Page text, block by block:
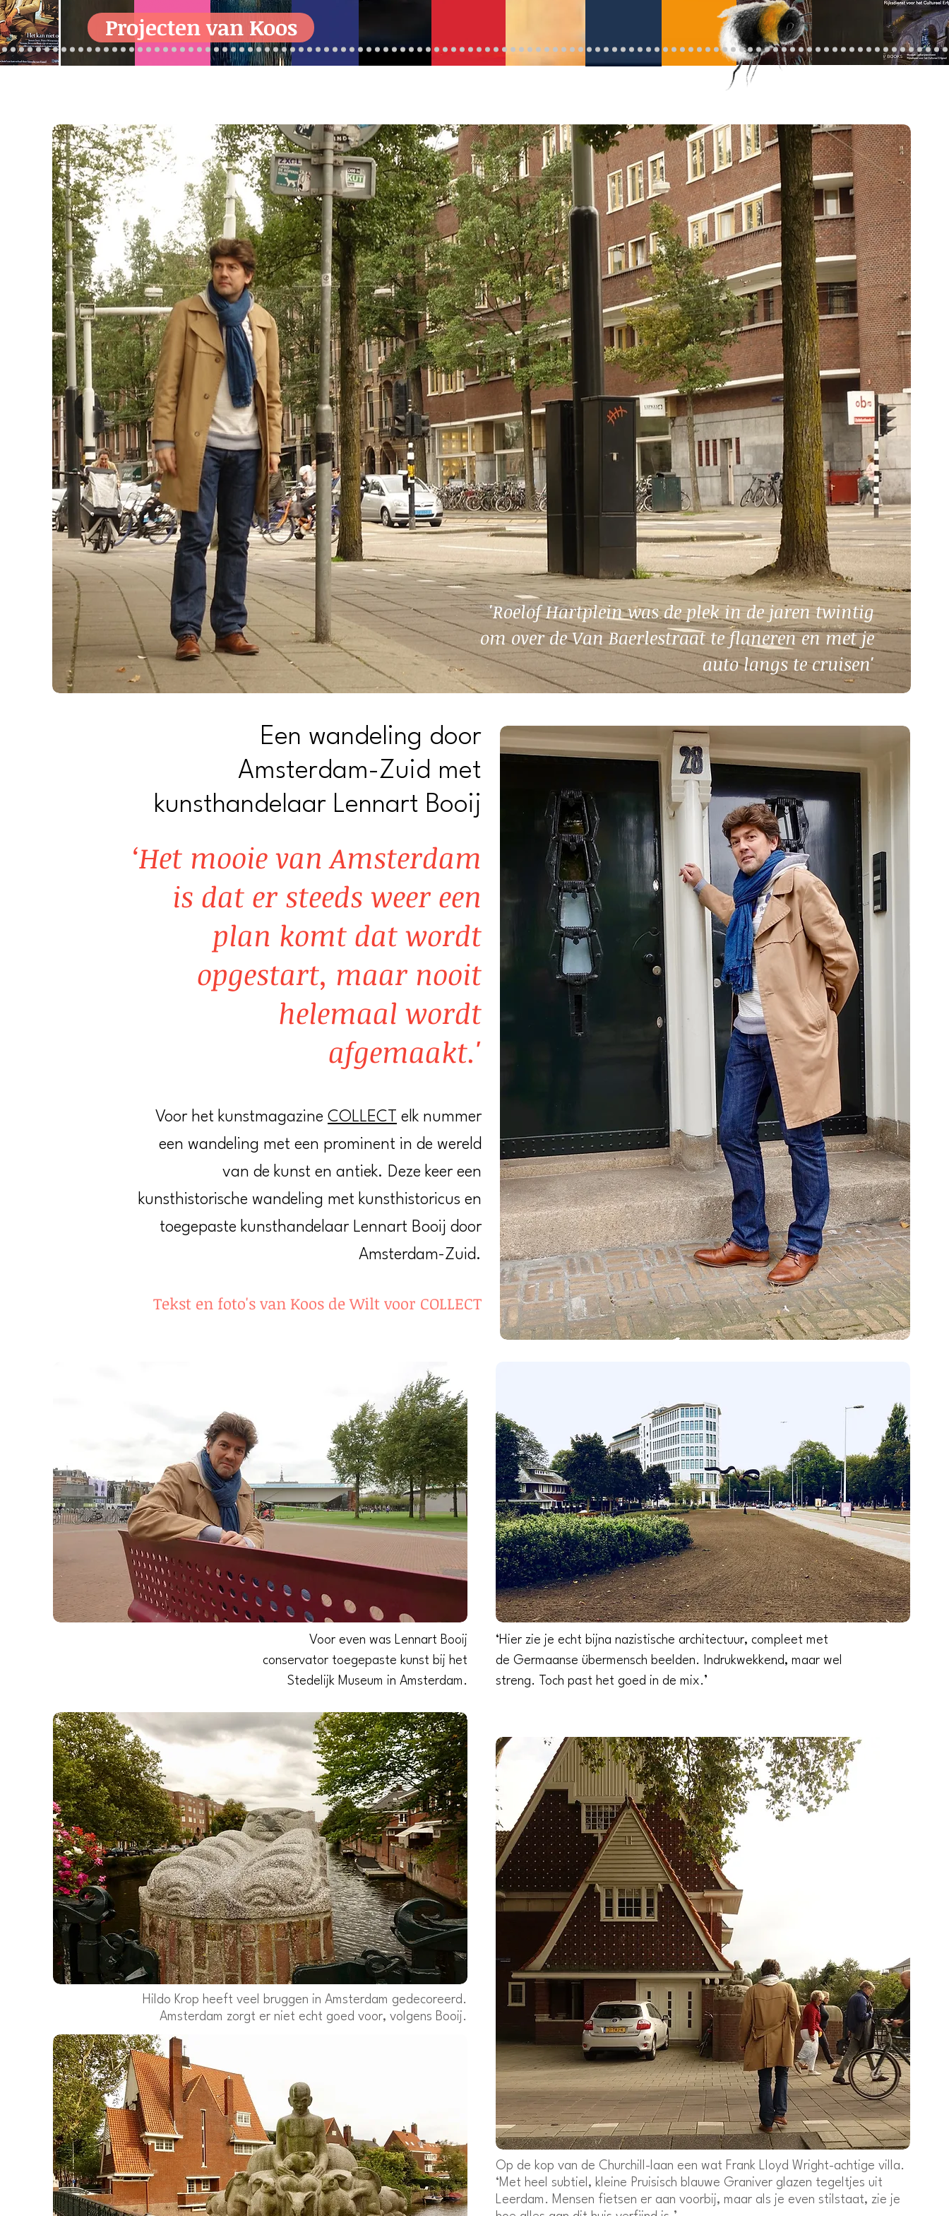
Projecten van Koos
'Roelof Hartplein was de plek in de jaren twintig
om over de Van Baerlestraat te flaneren en met je
auto langs te cruisen'
Een wandeling door
Amsterdam-Zuid met
kunsthandelaar Lennart Booij
‘Het mooie van Amsterdam
is dat er steeds weer een
plan komt dat wordt
opgestart, maar nooit
helemaal wordt
afgemaakt.'
Voor het kunstmagazine COLLECT elk nummer
een wandeling met een prominent in de wereld
van de kunst en antiek. Deze keer een
kunsthistorische wandeling met kunsthistoricus en
toegepaste kunsthandelaar Lennart Booij door
Amsterdam-Zuid.
Tekst en foto's van Koos de Wilt voor COLLECT
Voor even was Lennart Booij
conservator toegepaste kunst bij het
Stedelijk Museum in Amsterdam.
‘Hier zie je echt bijna nazistische architectuur, compleet met
de Germaanse übermensch beelden. Indrukwekkend, maar wel
streng. Toch past het goed in de mix.’
Hildo Krop heeft veel bruggen in Amsterdam gedecoreerd.
Amsterdam zorgt er niet echt goed voor, volgens Booij.
Op de kop van de Churchill-laan een wat Frank Lloyd Wright-achtige villa.
‘Met heel subtiel, kleine Pruisisch blauwe Graniver glazen tegeltjes uit
Leerdam. Mensen fietsen er aan voorbij, maar als je even stilstaat, zie je